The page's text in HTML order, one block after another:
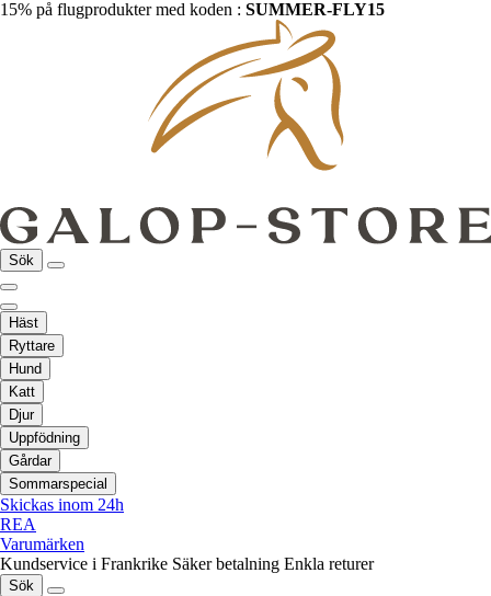
15% på flugprodukter med koden : SUMMER-FLY15
Sök
Häst
Ryttare
Hund
Katt
Djur
Uppfödning
Gårdar
Sommarspecial
Skickas inom 24h
REA
Varumärken
Kundservice i Frankrike Säker betalning Enkla returer
Sök